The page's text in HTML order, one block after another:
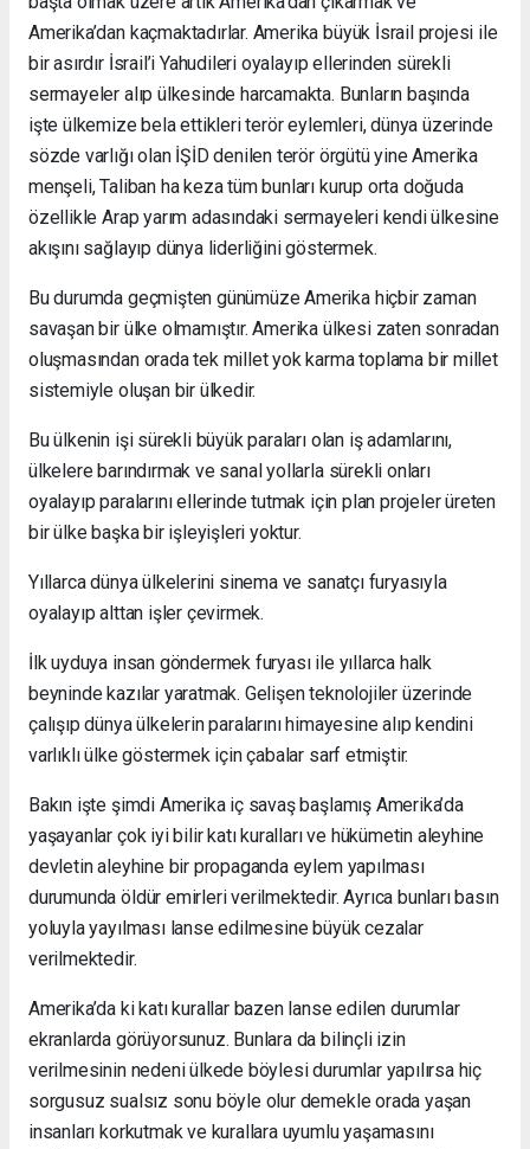
Amerika’dan kaçmaktadırlar. Amerika büyük İsrail projesi ile
bir asırdır İsrail’i Yahudileri oyalayıp ellerinden sürekli
sermayeler alıp ülkesinde harcamakta. Bunların başında
işte ülkemize bela ettikleri terör eylemleri, dünya üzerinde
sözde varlığı olan İŞİD denilen terör örgütü yine Amerika
menşeli, Taliban ha keza tüm bunları kurup orta doğuda
özellikle Arap yarım adasındaki sermayeleri kendi ülkesine
akışını sağlayıp dünya liderliğini göstermek.
Bu durumda geçmişten günümüze Amerika hiçbir zaman
savaşan bir ülke olmamıştır. Amerika ülkesi zaten sonradan
oluşmasından orada tek millet yok karma toplama bir millet
sistemiyle oluşan bir ülkedir.
Bu ülkenin işi sürekli büyük paraları olan iş adamlarını,
ülkelere barındırmak ve sanal yollarla sürekli onları
oyalayıp paralarını ellerinde tutmak için plan projeler üreten
bir ülke başka bir işleyişleri yoktur.
Yıllarca dünya ülkelerini sinema ve sanatçı furyasıyla
oyalayıp alttan işler çevirmek.
İlk uyduya insan göndermek furyası ile yıllarca halk
beyninde kazılar yaratmak. Gelişen teknolojiler üzerinde
çalışıp dünya ülkelerin paralarını himayesine alıp kendini
varlıklı ülke göstermek için çabalar sarf etmiştir.
Bakın işte şimdi Amerika iç savaş başlamış Amerika’da
yaşayanlar çok iyi bilir katı kuralları ve hükümetin aleyhine
devletin aleyhine bir propaganda eylem yapılması
durumunda öldür emirleri verilmektedir. Ayrıca bunları basın
yoluyla yayılması lanse edilmesine büyük cezalar
verilmektedir.
Amerika’da ki katı kurallar bazen lanse edilen durumlar
ekranlarda görüyorsunuz. Bunlara da bilinçli izin
verilmesinin nedeni ülkede böylesi durumlar yapılırsa hiç
sorgusuz sualsız sonu böyle olur demekle orada yaşan
insanları korkutmak ve kurallara uyumlu yaşamasını